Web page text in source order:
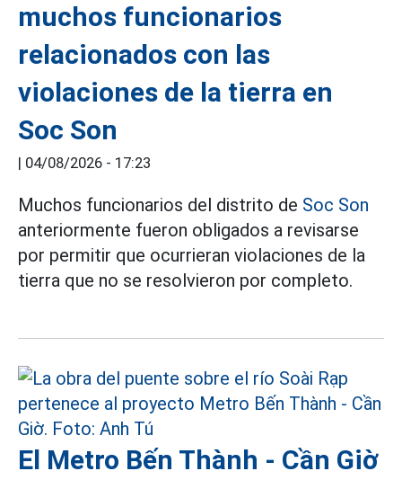
muchos funcionarios
relacionados con las
violaciones de la tierra en
Soc Son
| 04/08/2026 - 17:23
Muchos funcionarios del distrito de Soc Son
anteriormente fueron obligados a revisarse
por permitir que ocurrieran violaciones de la
tierra que no se resolvieron por completo.
El Metro Bến Thành - Cần Giờ